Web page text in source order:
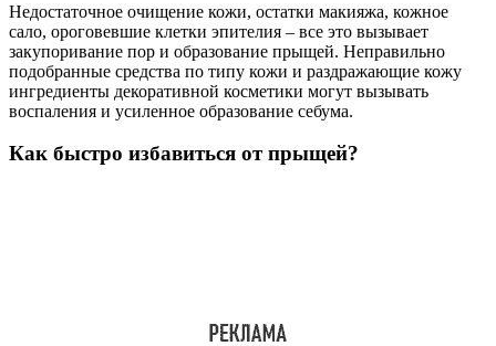
Недостаточное очищение кожи, остатки макияжа, кожное
сало, ороговевшие клетки эпителия – все это вызывает
закупоривание пор и образование прыщей. Неправильно
подобранные средства по типу кожи и раздражающие кожу
ингредиенты декоративной косметики могут вызывать
воспаления и усиленное образование себума.
Как быстро избавиться от прыщей?